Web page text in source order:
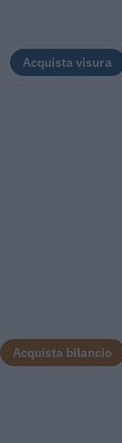
Acquista visura
Acquista bilancio